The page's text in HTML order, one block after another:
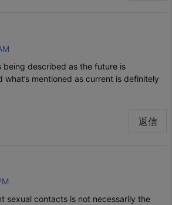
being described as the future is
what’s mentioned as current is definitely
返信
sexual contacts is not necessarily the